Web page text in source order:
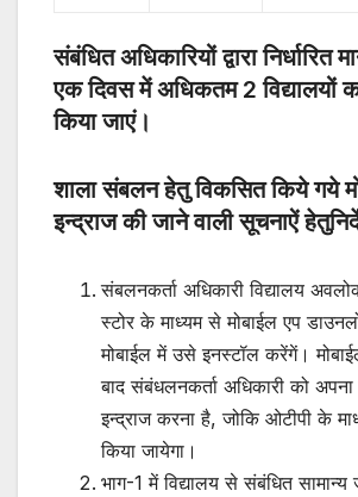
संबंधित अधिकारियों द्वारा निर्धारित
एक दिवस में अधिकतम 2 विद्यालयों
किया जाएं।
शाला संबलन हेतु विकसित किये गये
इन्द्राज की जाने वाली सूचनाऐं
संबलनकर्ता अधिकारी विद्यालय
स्टोर के माध्यम से मोबाईल एप
मोबाईल में उसे इनस्टॉल करेंगें।
बाद संबंधलनकर्ता अधिकारी को अपना
इन्द्राज करना है, जोकि ओटीपी के
किया जायेगा।
भाग-1 में विद्यालय से संबंधित